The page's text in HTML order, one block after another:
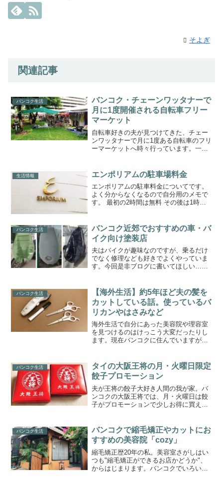
そよぎ
関連記事
バンコク生活
バンコク・チェーンワッタナーで
月に1度開催される自転車フリー
マーケット
自転車好きの夫が見つけてきた、チェー
ンワッタナーで月に1度ある自転車のフリ
ーマーケットへ時々行っています。一般
る、自転車マニア向けのマーケットで
す。外国人はほぼいないよ...
生活情報 エンポリアムの駐車場料金
エンポリアムの駐車料金についてです。
よく分からなくなるので自分用のメモで
す。 最初の2時間は無料 その後は1時間
ーツ以上の買い物：4時間無料（最初の2
時間を...
バンコク生活
バンコク近郊でおすすめの車・バ
イク向け塗装店
夫はバイクが趣味なのですが、乗るだけ
でなく修理なども好きでよくやっていま
す。今回是非ブログに書いてほしい…と
ニッチなテーマでニーズがあるのか分か
りませんが、必要な方はご...
バンコク生活
【海外生活】約5年ほど夫の髪を
カットしている話。使っているバ
リカンやはさみなど
海外生活で自分にあった美容院や理容室
を見つけるのはけっこう大変だったりし
ます。現在バンコクに住んでいますが、
人経営でカットは現地の方がやってくれ
るお店へ行っていたんで...
バンコク生活
タイの大阪王将の月・火曜日限定
餃子プロモーション
夫が王将の餃子大好き人間の我が家。バ
ンコクの大阪王将では、月・火曜日は餃
子がプロモーションで少しお得に買える
プロモーションの餃子私がよく利用する
のがセントラルワールド店...
バンコク生活
バンコクで縮毛矯正やカットにお
すすめの美容院「cozy」
縮毛矯正歴20年の私。美容室さがしはい
つも"縮毛矯正ができるお店かどうか"、
からはじまります。バンコクでいろいろ